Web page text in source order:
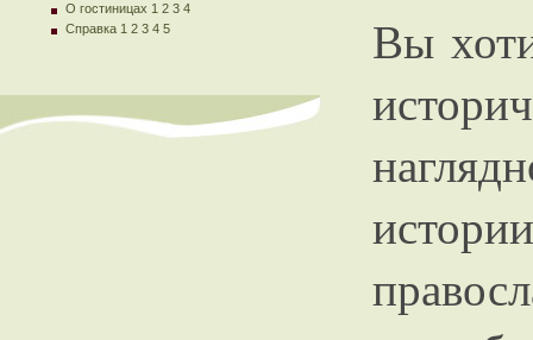
О гостиницах 1 2 3 4
Справка 1 2 3 4 5
Вы